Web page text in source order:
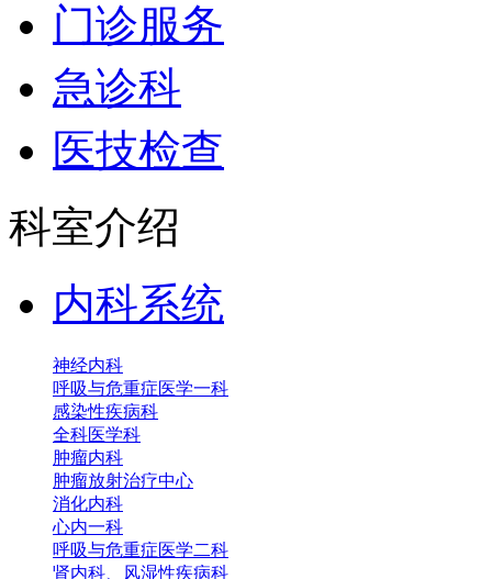
门诊服务
急诊科
医技检查
科室介绍
内科系统
神经内科
呼吸与危重症医学一科
感染性疾病科
全科医学科
肿瘤内科
肿瘤放射治疗中心
消化内科
心内一科
呼吸与危重症医学二科
肾内科、风湿性疾病科